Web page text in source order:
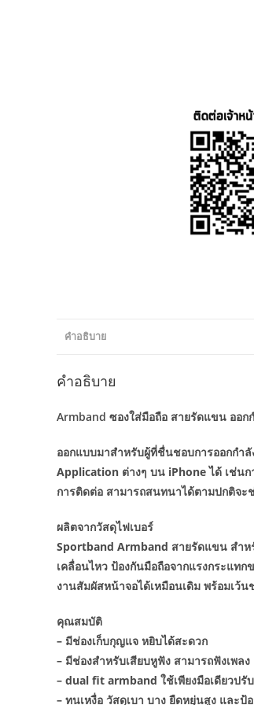
คำอธิบาย
คำอธิบาย
Armband ซองใส่มือถือ สายรัดแขน ออก
ออกแบบมาสำหรับผู้ที่ชื่นชอบการออกกำลั
Application ต่างๆ บน iPhone ได้ เช่นก
การติดต่อ สามารถสนทนาได้ตามปกติจะ
ผลิตจากวัสดุไฟเบอร์
Sportband Armband สายรัดแขน สำห
เคลื่อนไหว ป้องกันมือถือจากแรงกระแท
งานสัมผัสหน้าจอได้เหมือนเดิม พร้อมเว้
คุณสมบัติ
– มีช่องเก็บกุญแจ หยิบได้สะดวก
– มีช่องสำหรับเสียบหูฟัง สามารถฟังเพ
– dual fit armband ใช้เพียงมือเดียวป
– ทนเหงื่อ วัสดุเบา บาง ยืดหยุ่นสูง และป้